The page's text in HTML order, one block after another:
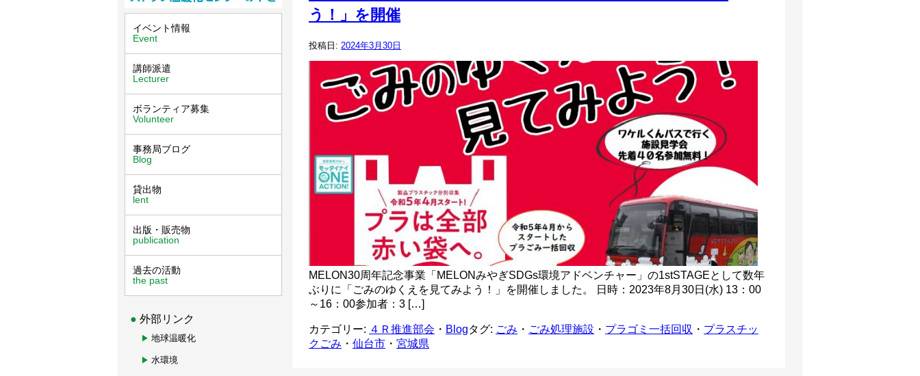
イベント情報
Event
講師派遣
Lecturer
ボランティア募集
Volunteer
事務局ブログ
Blog
貸出物
lent
出版・販売物
publication
過去の活動
the past
外部リンク
地球温暖化
水環境
う！」を開催
投稿日: 2024年3月30日
MELON30周年記念事業「MELONみやぎSDGs環境アドベンチャー」の1stSTAGEとして数年
ぶりに「ごみのゆくえを見てみよう！」を開催しました。 日時：2023年8月30日(水) 13：00
～16：00参加者：3 […]
カテゴリー: ４Ｒ推進部会 ・ Blogタグ: ごみ ・ ごみ処理施設 ・ プラゴミ一括回収 ・ プラスチッ
クごみ ・ 仙台市 ・ 宮城県